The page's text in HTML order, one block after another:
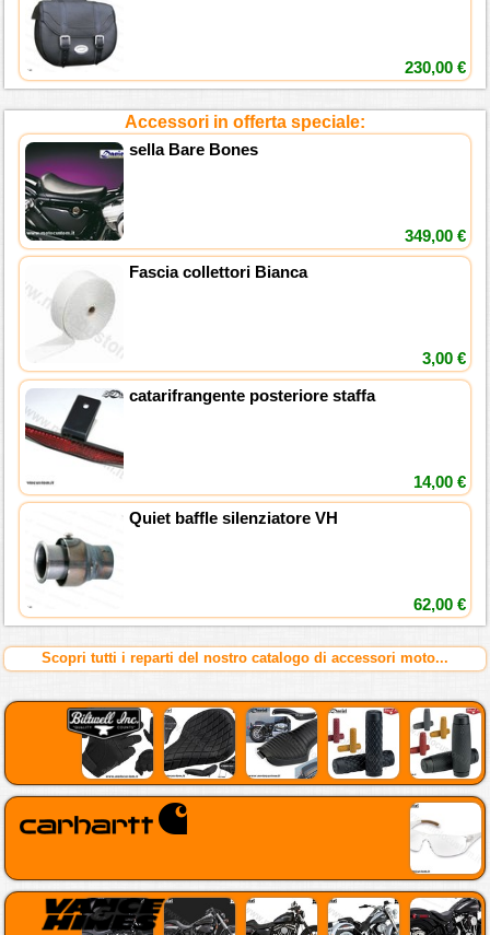
230,00 €
Accessori in offerta speciale:
sella Bare Bones
349,00 €
Fascia collettori Bianca
3,00 €
catarifrangente posteriore staffa
14,00 €
Quiet baffle silenziatore VH
62,00 €
Scopri tutti i reparti del nostro catalogo di accessori moto...